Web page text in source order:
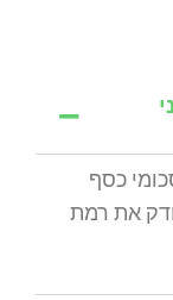
כסף
את רמת